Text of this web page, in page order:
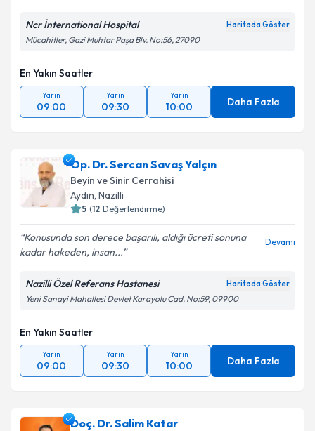
Ncr İnternational Hospital Haritada Göster
Mücahitler, Gazi Muhtar Paşa Blv. No:56, 27090
En Yakın Saatler
Yarın
09:00
Yarın
09:30
Yarın
10:00 Daha Fazla
Op. Dr. Sercan Savaş Yalçın
Beyin ve Sinir Cerrahisi
Aydın, Nazilli
5 (12 Değerlendirme)
Konusunda son derece başarılı, aldığı ücreti sonuna
kadar hakeden, insan...
Devamı
Nazilli Özel Referans Hastanesi Haritada Göster
Yeni Sanayi Mahallesi Devlet Karayolu Cad. No:59, 09900
En Yakın Saatler
Yarın
09:00
Yarın
09:30
Yarın
10:00 Daha Fazla
Doç. Dr. Salim Katar